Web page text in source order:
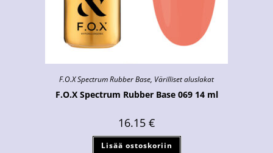
F.O.X Spectrum Rubber Base, Värilliset aluslakat
F.O.X Spectrum Rubber Base 069 14 ml
16.15 €
Lisää ostoskoriin